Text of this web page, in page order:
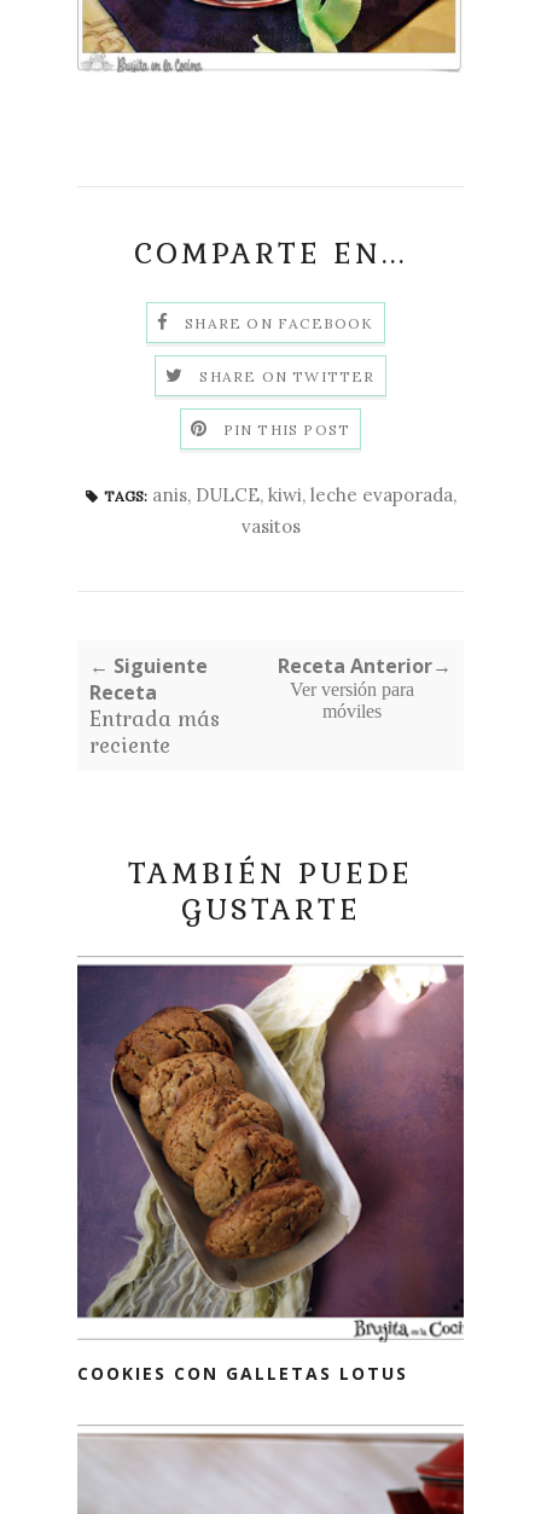
COMPARTE EN...
SHARE ON FACEBOOK
SHARE ON TWITTER
PIN THIS POST
TAGS: anis, DULCE, kiwi, leche evaporada,
vasitos
← Siguiente
Receta
Entrada más
reciente
Receta Anterior→
Ver versión para
móviles
TAMBIÉN PUEDE
GUSTARTE
COOKIES CON GALLETAS LOTUS